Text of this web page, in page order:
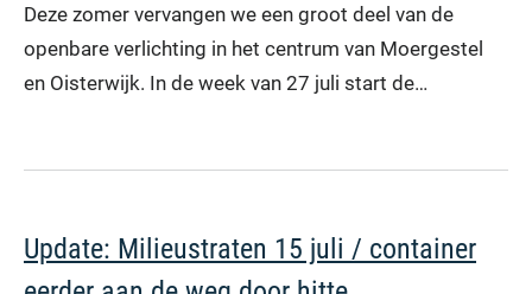
Deze zomer vervangen we een groot deel van de
openbare verlichting in het centrum van Moergestel
en Oisterwijk. In de week van 27 juli start de…
Update: Milieustraten 15 juli / container